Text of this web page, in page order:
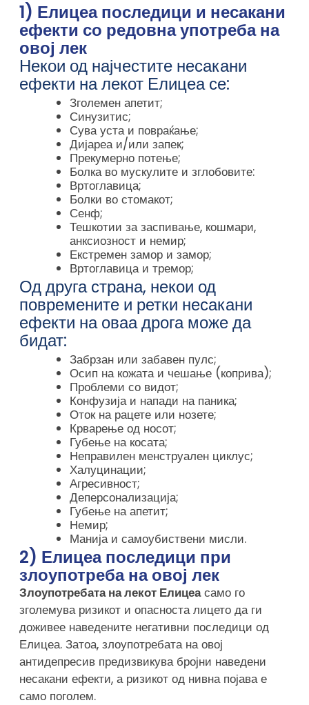
1) Елицеа последици и несакани
ефекти со редовна употреба на
овој лек
Некои од најчестите несакани
ефекти на лекот Елицеа се:
Зголемен апетит;
Синузитис;
Сува уста и повраќање;
Дијареа и/или запек;
Прекумерно потење;
Болка во мускулите и зглобовите:
Вртоглавица;
Болки во стомакот;
Сенф;
Тешкотии за заспивање, кошмари,
анксиозност и немир;
Екстремен замор и замор;
Вртоглавица и тремор;
Од друга страна, некои од
повремените и ретки несакани
ефекти на оваа дрога може да
бидат:
Забрзан или забавен пулс;
Осип на кожата и чешање (коприва);
Проблеми со видот;
Конфузија и напади на паника;
Оток на рацете или нозете;
Крварење од носот;
Губење на косата;
Неправилен менструален циклус;
Халуцинации;
Агресивност;
Деперсонализација;
Губење на апетит;
Немир;
Манија и самоубиствени мисли.
2) Елицеа последици при
злоупотреба на овој лек
Злоупотребата на лекот Елицеасамо го
зголемува ризикот и опасноста лицето да ги
доживее наведените негативни последици од
Елицеа. Затоа, злоупотребата на овој
антидепресив предизвикува бројни наведени
несакани ефекти, а ризикот од нивна појава е
само поголем.